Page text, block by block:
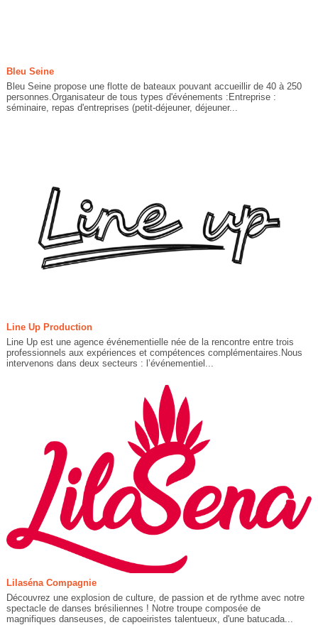
Bleu Seine
Bleu Seine propose une flotte de bateaux pouvant accueillir de 40 à 250
personnes.Organisateur de tous types d'événements :Entreprise :
séminaire, repas d'entreprises (petit-déjeuner, déjeuner...
Line Up Production
Line Up est une agence événementielle née de la rencontre entre trois
professionnels aux expériences et compétences complémentaires.Nous
intervenons dans deux secteurs : l’événementiel...
Lilaséna Compagnie
Découvrez une explosion de culture, de passion et de rythme avec notre
spectacle de danses brésiliennes ! Notre troupe composée de
magnifiques danseuses, de capoeiristes talentueux, d'une batucada...